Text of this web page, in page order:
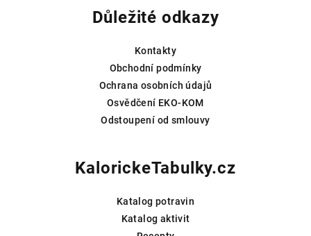
Důležité odkazy
Kontakty
Obchodní podmínky
Ochrana osobních údajů
Osvědčení EKO-KOM
Odstoupení od smlouvy
KalorickeTabulky.cz
Katalog potravin
Katalog aktivit